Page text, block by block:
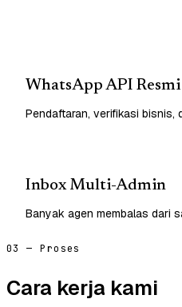
WhatsApp API Resmi
Pendaftaran, verifikasi bisnis,
Inbox Multi-Admin
Banyak agen membalas dari
03 — Proses
Cara kerja kami